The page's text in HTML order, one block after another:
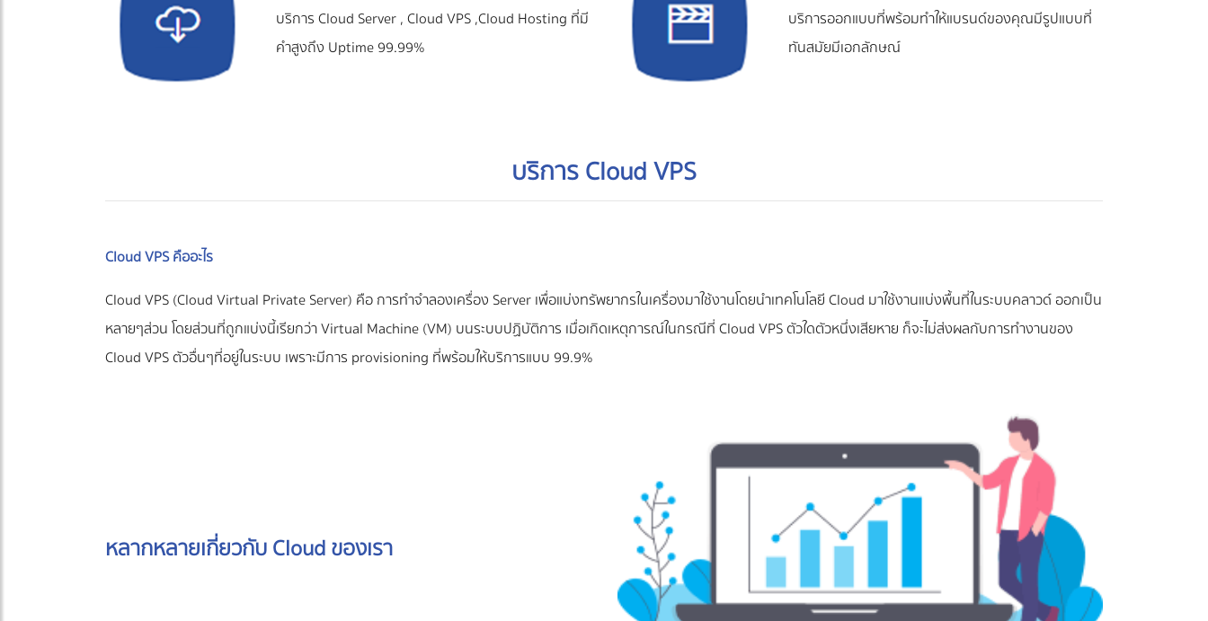
บริการ Cloud Server , Cloud VPS ,Cloud Hosting ที่มี
คำสูงถึง Uptime 99.99%
บริการออกแบบที่พร้อมทำให้แบรนด์ของคุณมีรูปแบบที่
ทันสมัยมีเอกลักษณ์
บริการ Cloud VPS
Cloud VPS คืออะไร
Cloud VPS (Cloud Virtual Private Server) คือ การทำจำลองเครื่อง Server เพื่อแบ่งทรัพยากรในเครื่องมาใช้งานโดยนำเทคโนโลยี Cloud มาใช้งานแบ่งพื้นที่ในระบบคลาวด์ ออกเป็น
หลายๆส่วน โดยส่วนที่ถูกแบ่งนี้เรียกว่า Virtual Machine (VM) บนระบบปฏิบัติการ เมื่อเกิดเหตุการณ์ในกรณีที่ Cloud VPS ตัวใดตัวหนึ่งเสียหาย ก็จะไม่ส่งผลกับการทำงานของ
Cloud VPS ตัวอื่นๆที่อยู่ในระบบ เพราะมีการ provisioning ที่พร้อมให้บริการแบบ 99.9%
หลากหลายเกี่ยวกับ Cloud ของเรา